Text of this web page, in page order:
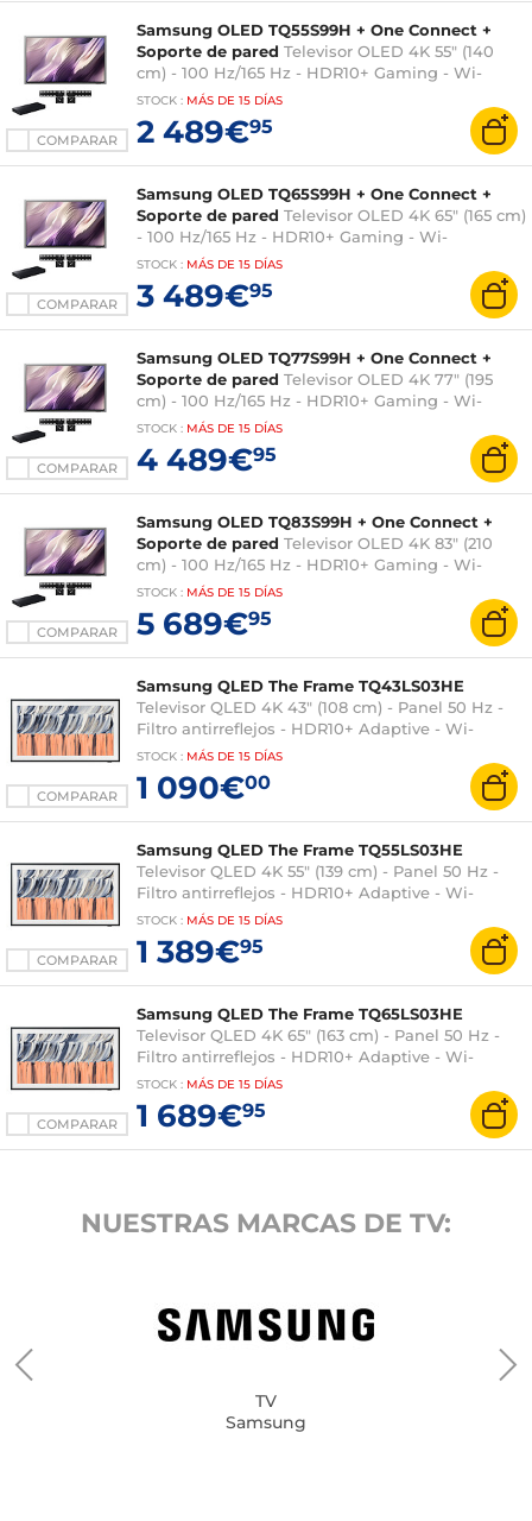
COMPARAR
Samsung OLED TQ55S99H + One Connect +
Soporte de pared Televisor OLED 4K 55" (140
cm) - 100 Hz/165 Hz - HDR10+ Gaming - Wi-
Fi/Bluetooth/AirPlay 2 - HDMI
2.1/ALLM/VRR/FreeSync Premium Pro - Sonido
4.2.2 70W - Dolby Atmos
STOCK : MÁS DE 15 DÍAS
2 489€95
COMPARAR
Samsung OLED TQ65S99H + One Connect +
Soporte de pared Televisor OLED 4K 65" (165 cm)
- 100 Hz/165 Hz - HDR10+ Gaming - Wi-
Fi/Bluetooth/AirPlay 2 - HDMI
2.1/ALLM/VRR/FreeSync Premium Pro - Sonido
4.2.2 70W - Dolby Atmos
STOCK : MÁS DE 15 DÍAS
3 489€95
COMPARAR
Samsung OLED TQ77S99H + One Connect +
Soporte de pared Televisor OLED 4K 77" (195
cm) - 100 Hz/165 Hz - HDR10+ Gaming - Wi-
Fi/Bluetooth/AirPlay 2 - HDMI
2.1/ALLM/VRR/FreeSync Premium Pro - Sonido
4.2.2 70W - Dolby Atmos
STOCK : MÁS DE 15 DÍAS
4 489€95
COMPARAR
Samsung OLED TQ83S99H + One Connect +
Soporte de pared Televisor OLED 4K 83" (210
cm) - 100 Hz/165 Hz - HDR10+ Gaming - Wi-
Fi/Bluetooth/AirPlay 2 - HDMI
2.1/ALLM/VRR/FreeSync Premium Pro - Sonido
4.2.2 70W - Dolby Atmos
STOCK : MÁS DE 15 DÍAS
5 689€95
COMPARAR
Samsung QLED The Frame TQ43LS03HE
Televisor QLED 4K 43" (108 cm) - Panel 50 Hz -
Filtro antirreflejos - HDR10+ Adaptive - Wi-
Fi/Bluetooth/AirPlay 2 - Sonido 2.0 20W - Modo
STOCK : MÁS DE 15 DÍAS
1 090€00
COMPARAR
Samsung QLED The Frame TQ55LS03HE
Televisor QLED 4K 55" (139 cm) - Panel 50 Hz -
Filtro antirreflejos - HDR10+ Adaptive - Wi-
Fi/Bluetooth/AirPlay 2 - Sonido 2.0 20W - Modo
STOCK : MÁS DE 15 DÍAS
1 389€95
COMPARAR
Samsung QLED The Frame TQ65LS03HE
Televisor QLED 4K 65" (163 cm) - Panel 50 Hz -
Filtro antirreflejos - HDR10+ Adaptive - Wi-
Fi/Bluetooth/AirPlay 2 - Sonido 2.0 20W - Modo
STOCK : MÁS DE 15 DÍAS
1 689€95
NUESTRAS MARCAS DE TV:
TV
Samsung